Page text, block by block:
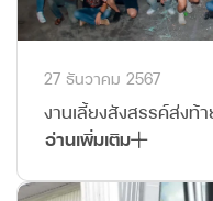
27 ธันวาคม 2567
งานเลี้ยงสังสรรค์ส่งท้
อ่านเพิ่มเติม